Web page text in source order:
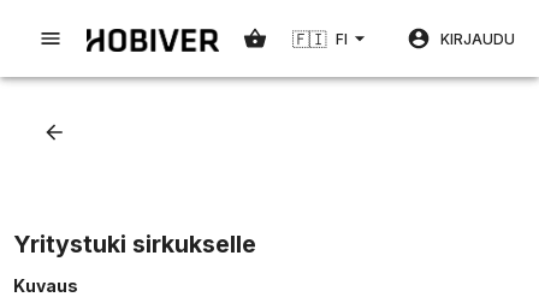
🇫🇮 FI KIRJAUDU
Yritystuki sirkukselle
Kuvaus